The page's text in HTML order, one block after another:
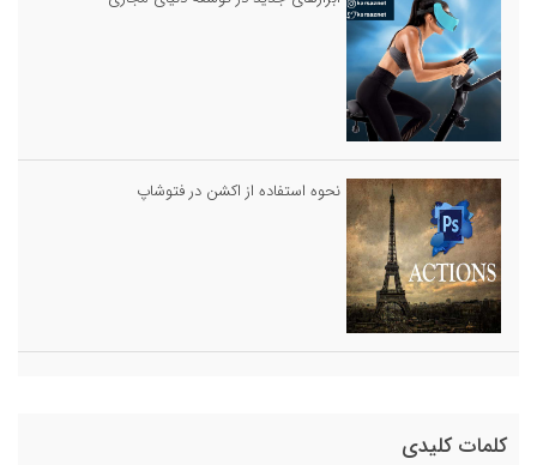
نحوه استفاده از اکشن در فتوشاپ
کلمات کلیدی